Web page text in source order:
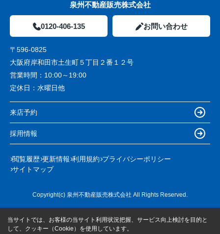
泉州不動産販売株式会社
0120-406-135 お問い合わせ
〒596-0825
大阪府岸和田市土生町５丁目２番１２号
営業時間： 10:00～19:00
定休日： 水曜日他
来店予約
採用情報
閲覧履歴 更新情報 利用規約 プライバシーポリシー
サイトマップ
Copyright(c) 泉州不動産販売株式会社 All Rights Reserved.
当サイトでは、お客様の当サイト利用状況把握、サービス向上検討を目的と
して、クッキー（Cookie）を使用しています。